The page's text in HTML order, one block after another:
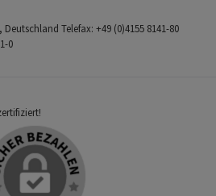
Telefax: +49 (0)4155 8141-80
0